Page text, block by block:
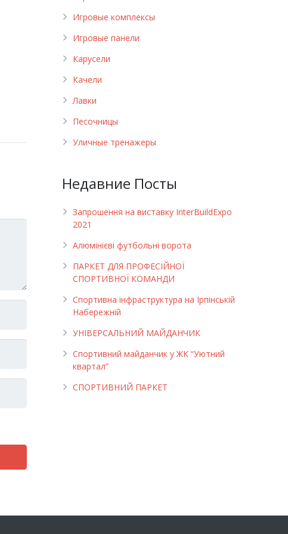
Игровые комплексы
Игровые панели
Карусели
Качели
Лавки
Песочницы
Уличные тренажеры
Недавние Посты
Запрошення на виставку InterBuildExpo
2021
Алюмінієві футбольні ворота
ПАРКЕТ ДЛЯ ПРОФЕСІЙНОЇ
СПОРТИВНОЇ КОМАНДИ
Спортивна інфраструктура на Ірпінській
Набережній
УНІВЕРСАЛЬНИЙ МАЙДАНЧИК
Cпортивний майданчик у ЖК “Уютний
квартал”
СПОРТИВНИЙ ПАРКЕТ